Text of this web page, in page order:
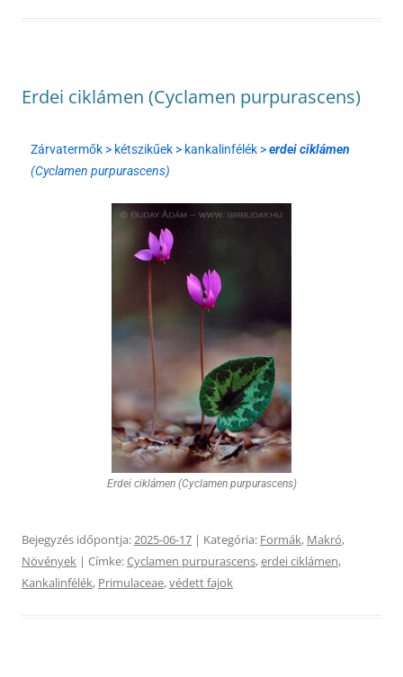
Erdei ciklámen (Cyclamen purpurascens)
Zárvatermők > kétszikűek > kankalinfélék >erdei ciklámen
(Cyclamen purpurascens)
Erdei ciklámen (Cyclamen purpurascens)
Bejegyzés időpontja:2025-06-17 | Kategória: Formák, Makró,
Növények | Címke:Cyclamen purpurascens,erdei ciklámen,
Kankalinfélék, Primulaceae,védett fajok